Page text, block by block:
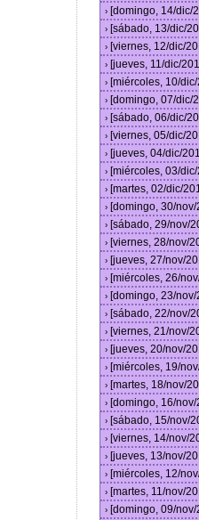
› [domingo, 14/dic/
› [sábado, 13/dic/
› [viernes, 12/dic/
› [jueves, 11/dic/
› [miércoles, 10/
› [domingo, 07/dic/
› [sábado, 06/dic/
› [viernes, 05/dic/
› [jueves, 04/dic/
› [miércoles, 03/
› [martes, 02/dic/
› [domingo, 30/
› [sábado, 29/nov/
› [viernes, 28/nov/
› [jueves, 27/nov/
› [miércoles, 26/
› [domingo, 23/
› [sábado, 22/nov/
› [viernes, 21/nov/
› [jueves, 20/nov/
› [miércoles, 19/
› [martes, 18/nov/
› [domingo, 16/
› [sábado, 15/nov/
› [viernes, 14/nov/
› [jueves, 13/nov/
› [miércoles, 12/
› [martes, 11/nov/
› [domingo, 09/